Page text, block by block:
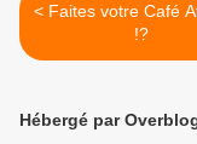
< Faites votre Café Affogato
!?
Hébergé par